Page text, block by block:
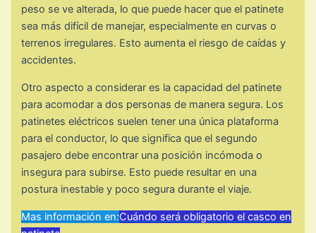
peso se ve alterada, lo que puede hacer que el patinete
sea más difícil de manejar, especialmente en curvas o
terrenos irregulares. Esto aumenta el riesgo de caídas y
accidentes.
Otro aspecto a considerar es la capacidad del patinete
para acomodar a dos personas de manera segura. Los
patinetes eléctricos suelen tener una única plataforma
para el conductor, lo que significa que el segundo
pasajero debe encontrar una posición incómoda o
insegura para subirse. Esto puede resultar en una
postura inestable y poco segura durante el viaje.
Mas información en:Cuándo será obligatorio el casco en